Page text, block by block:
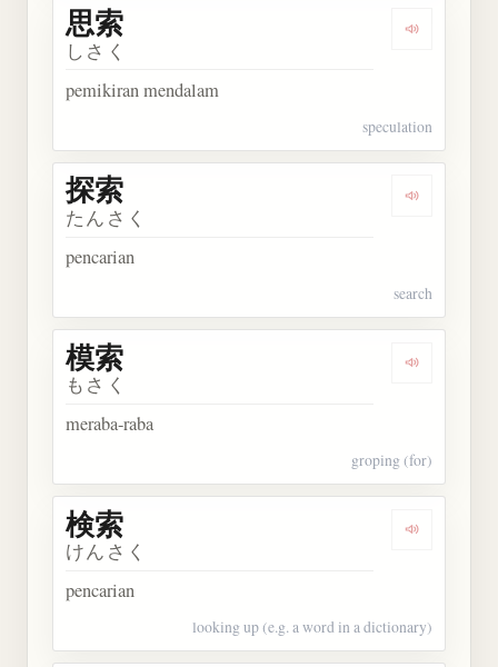
Dengarkan
思索
しさく
pemikiran mendalam
speculation
Dengarkan
探索
たんさく
pencarian
search
Dengarkan
模索
もさく
meraba-raba
groping (for)
Dengarkan
検索
けんさく
pencarian
looking up (e.g. a word in a dictionary)